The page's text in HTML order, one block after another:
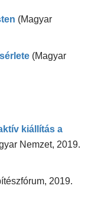
(Magyar
(Magyar
kiállítás a
Nemzet, 2019.
2019.